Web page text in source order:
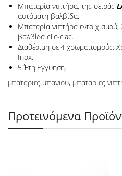
Μπαταρία νιπτήρα, της σειράς
αυτόματη βαλβίδα.
Μπαταρία νιπτήρα εντοιχισμού,
βαλβίδα clic-clac.
Διαθέσιμη σε 4 χρωματισμούς:
Inox.
5 Έτη Εγγύηση.
μπαταριες μπανιου, μπαταριες
Προτεινόμενα